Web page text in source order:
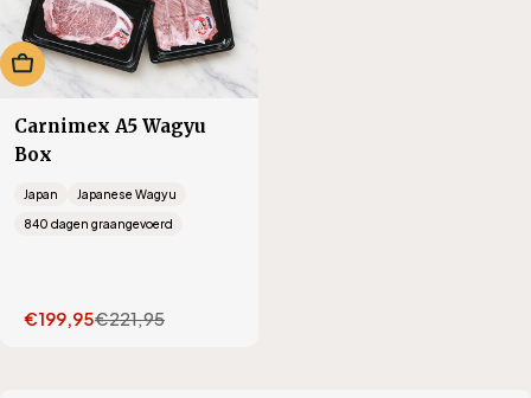
In winkelwagen
Carnimex A5 Wagyu
Box
Japan Japanese Wagyu
840 dagen graangevoerd
Translation
€199,95
Translation€221,95